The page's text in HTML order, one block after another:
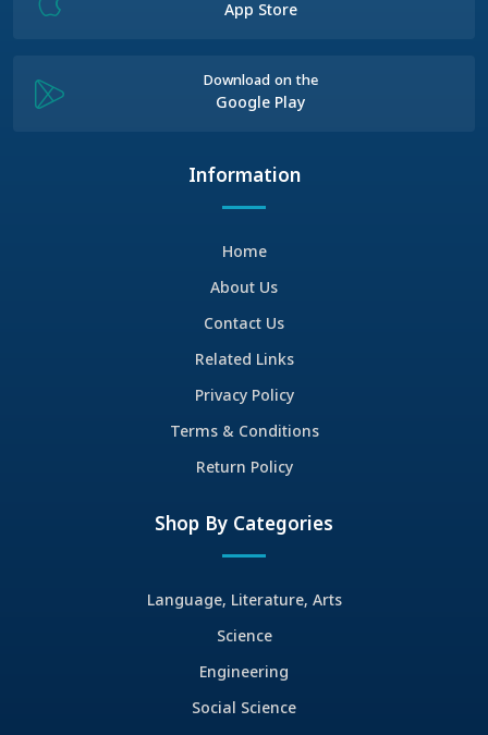
App Store
Download on the
Google Play
Information
Home
About Us
Contact Us
Related Links
Privacy Policy
Terms & Conditions
Return Policy
Shop By Categories
Language, Literature, Arts
Science
Engineering
Social Science